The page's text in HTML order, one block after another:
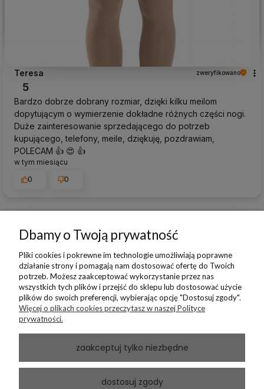
Teresa zweryfikowano
5
Bardzo dobrze dobrany rozmiar, dzięki kilku meilom
dopytującym o wymierzenie dokładne różnych części nogi.
Duże zainteresowanie sprzedającego do potrzeb
kupującego, telefony, meile, dziękuję, pozdrawiam,
POLECAM 👍️ 😍 👍️
w tym miesiącu
0
0
podgląd
Andrzej zweryfikowano
Dbamy o Twoją prywatność
Pliki cookies i pokrewne im technologie umożliwiają poprawne
działanie strony i pomagają nam dostosować ofertę do Twoich
potrzeb. Możesz zaakceptować wykorzystanie przez nas
wszystkich tych plików i przejść do sklepu lub dostosować użycie
plików do swoich preferencji, wybierając opcję "Dostosuj zgody".
Więcej o plikach cookies przeczytasz w naszej Polityce
prywatności.
zaakceptuj tylko niezbędne
dostosuj zgody